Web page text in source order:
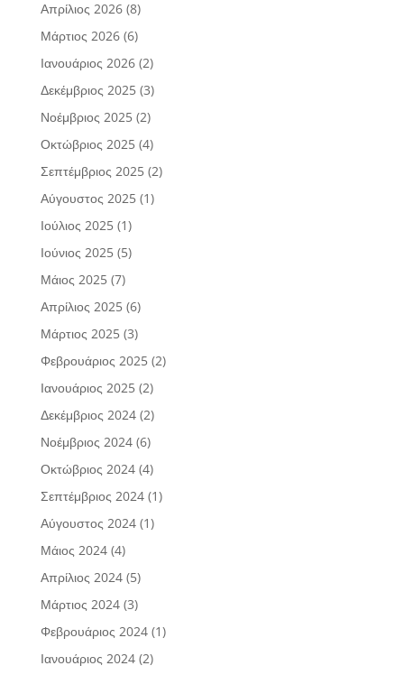
Απρίλιος 2026(8)
Μάρτιος 2026(6)
Ιανουάριος 2026(2)
Δεκέμβριος 2025(3)
Νοέμβριος 2025(2)
Οκτώβριος 2025(4)
Σεπτέμβριος 2025(2)
Αύγουστος 2025(1)
Ιούλιος 2025(1)
Ιούνιος 2025(5)
Μάιος 2025(7)
Απρίλιος 2025(6)
Μάρτιος 2025(3)
Φεβρουάριος 2025(2)
Ιανουάριος 2025(2)
Δεκέμβριος 2024(2)
Νοέμβριος 2024(6)
Οκτώβριος 2024(4)
Σεπτέμβριος 2024(1)
Αύγουστος 2024(1)
Μάιος 2024(4)
Απρίλιος 2024(5)
Μάρτιος 2024(3)
Φεβρουάριος 2024(1)
Ιανουάριος 2024(2)